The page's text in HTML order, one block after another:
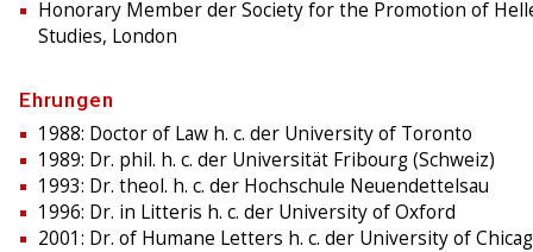
Honorary Member der Society for the Promotion of
Studies, London
Ehrungen
1988: Doctor of Law h. c. der University of Toronto
1989: Dr. phil. h. c. der Universität Fribourg (Schweiz)
1993: Dr. theol. h. c. der Hochschule Neuendettelsau
1996: Dr. in Litteris h. c. der University of Oxford
2001: Dr. of Humane Letters h. c. der University of